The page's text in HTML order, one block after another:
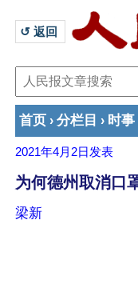
↺ 返回
首页 › 分栏目 › 时事
2021年4月2日 发表
为何德州取消口
梁新